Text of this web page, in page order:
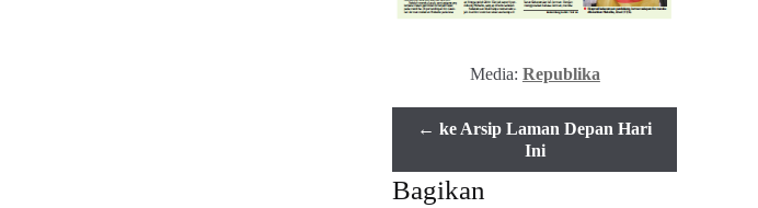
Media: Republika
← ke Arsip Laman Depan Hari
Ini
Bagikan